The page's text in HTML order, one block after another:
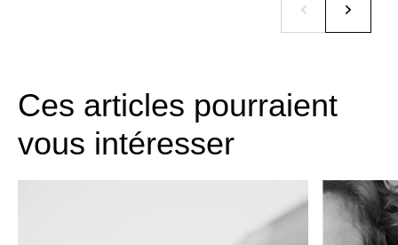
Ces articles pourraient
vous intéresser